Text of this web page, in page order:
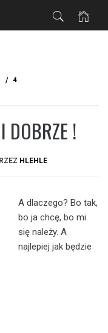
4
DOBRZE !
HLEHLE
A dlaczego? Bo tak,
bo ja chcę, bo mi
się należy. A
najlepiej jak będzie